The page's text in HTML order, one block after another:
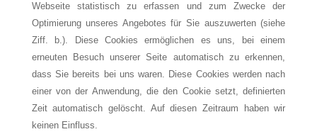
Webseite statistisch zu erfassen und zum Zwecke der
Optimierung unseres Angebotes für Sie auszuwerten (siehe
Ziff. b.). Diese Cookies ermöglichen es uns, bei einem
erneuten Besuch unserer Seite automatisch zu erkennen,
dass Sie bereits bei uns waren. Diese Cookies werden nach
einer von der Anwendung, die den Cookie setzt, definierten
Zeit automatisch gelöscht. Auf diesen Zeitraum haben wir
keinen Einfluss.